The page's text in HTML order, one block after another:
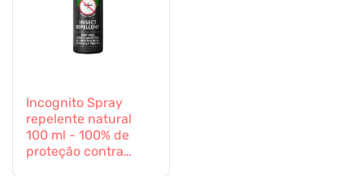
Incognito Spray
repelente natural
100 ml - 100% de
proteção contra